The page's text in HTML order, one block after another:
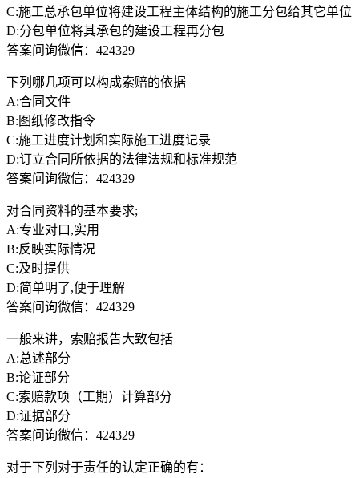
C:施工总承包单位将建设工程主体结构的施工分包给其它单位
D:分包单位将其承包的建设工程再分包
答案问询微信：424329
下列哪几项可以构成索赔的依据
A:合同文件
B:图纸修改指令
C:施工进度计划和实际施工进度记录
D:订立合同所依据的法律法规和标准规范
答案问询微信：424329
对合同资料的基本要求;
A:专业对口,实用
B:反映实际情况
C:及时提供
D:简单明了,便于理解
答案问询微信：424329
一般来讲，索赔报告大致包括
A:总述部分
B:论证部分
C:索赔款项（工期）计算部分
D:证据部分
答案问询微信：424329
对于下列对于责任的认定正确的有：